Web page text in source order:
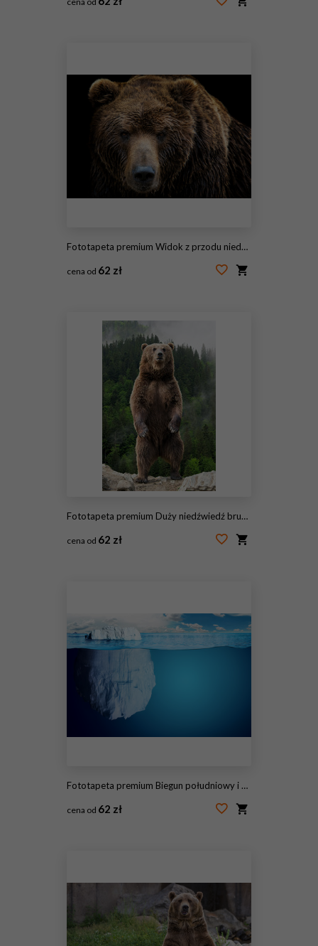
Fototapeta premium Widok z przodu niedźwiedzia brunatnego na białym tle na czarnym tle. Portret niedźwiedzia kamczackiego (Ursus arctos beringianus)
cena od 62 zł
Fototapeta premium Duży niedźwiedź brunatny stojący na tylnych łapach
cena od 62 zł
Fototapeta premium Biegun południowy i północny i wszystko z tym związane
cena od 62 zł